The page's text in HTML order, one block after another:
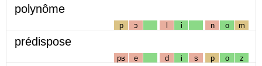
polynôme
p ɔ l i n o m
prédispose
pʁ e d i s p o z